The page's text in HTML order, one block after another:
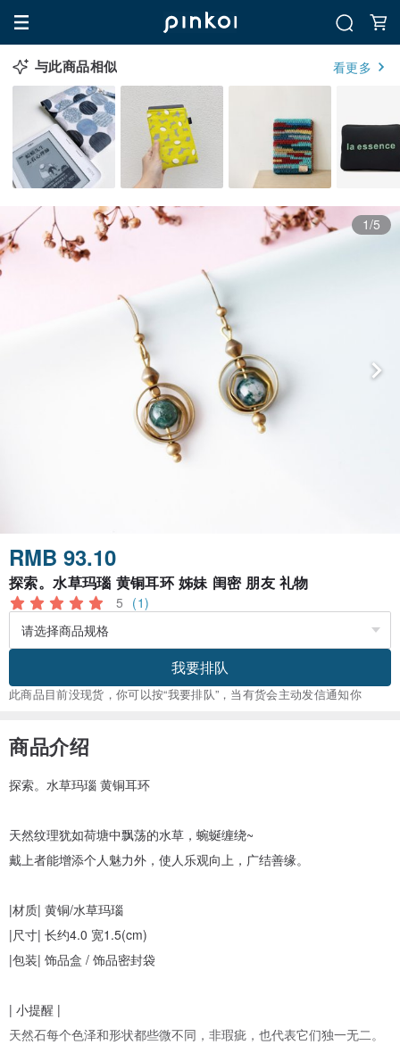
与此商品相似 看更多
1/5
RMB 93.10
探索。水草玛瑙 黄铜耳环 姊妹 闺密 朋友 礼物
5 (1)
我要排队
此商品目前没现货，你可以按“我要排队”，当有货会主动发信通知你
商品介绍
探索。水草玛瑙 黄铜耳环
天然纹理犹如荷塘中飘荡的水草，蜿蜒缠绕~
戴上者能增添个人魅力外，使人乐观向上，广结善缘。
|材质| 黄铜/水草玛瑙
|尺寸| 长约4.0 宽1.5(cm)
|包装| 饰品盒 / 饰品密封袋
| 小提醒 |
天然石每个色泽和形状都些微不同，非瑕疵，也代表它们独一无二。